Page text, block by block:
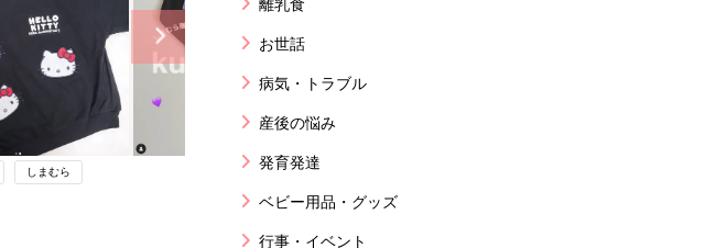
しまむら
お世話
病気・トラブル
産後の悩み
発育発達
ベビー用品・グッズ
行事・イベント